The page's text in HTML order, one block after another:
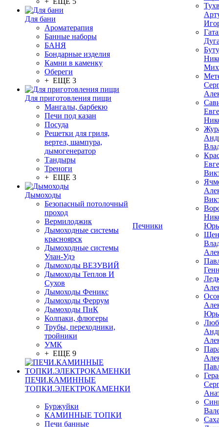
Для бани
Ароматерапия
Банные наборы
БАНЯ
Бондарные изделия
Камни в каменку
Обереги
+ ЕЩЕ 3
Для приготовления пищи
Мангалы, барбекю
Печи под казан
Посуда
Решетки для гриля,
вертел, шампура,
дымогенератор
Тандыры
Треноги
+ ЕЩЕ 3
Дымоходы
Безопасный потолочный
проход
Вермилоджик
Дымоходные системы
красноярск
Дымоходные системы
Улан-Удэ
Дымоходы ВЕЗУВИЙ
Дымоходы Теплов И
Сухов
Дымоходы Феникс
Дымоходы Феррум
Дымоходы ПиК
Колпаки, флюгеры
Трубы, переходники,
тройники
УМК
+ ЕЩЕ 9
ПЕЧИ.КАМИННЫЕ
ТОПКИ.ЭЛЕКТРОКАМЕНКИ
Буржуйки
КАМИННЫЕ ТОПКИ
Печи банные
Печники